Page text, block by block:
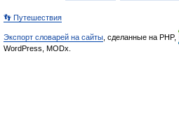
👣 Путешествия
Экспорт словарей на сайты , сделанные на PHP,
WordPress, MODx.